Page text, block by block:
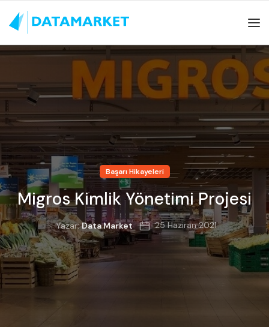
Başarı Hikayeleri
Migros Kimlik Yönetimi Projesi
Yazar: Data Market 25 Haziran 2021